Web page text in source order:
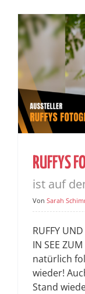
RUFFYS
ist auf
Von Sarah
RUFFY
IN SEE
natürlich
wieder!
Stand